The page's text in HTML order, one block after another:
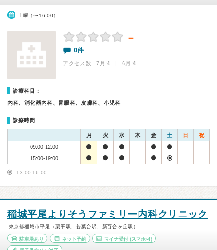
土曜（〜16:00）
－
0件
アクセス数 7月:4 | 6月:4
診療科目：
内科、消化器内科、胃腸科、皮膚科、小児科
診療時間
月 火 水 木 金 土 日 祝
09:00-12:00
15:00-19:00
13:00-16:00
稲城平尾よりそうファミリー内科クリニック
東京都稲城市平尾（栗平駅、若葉台駅、新百合ヶ丘駅）
駐車場あり ネット予約 マイナ受付 (スマホ可)